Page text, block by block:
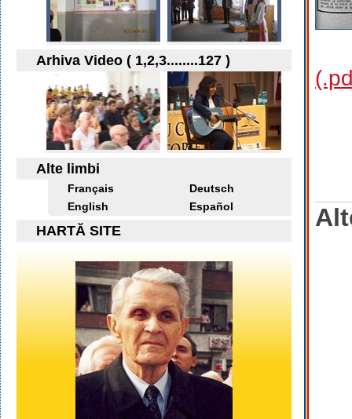
Arhiva Video ( 1,2,3........127 )
Alte limbi
Français
Deutsch
English
Español
HARTĂ SITE